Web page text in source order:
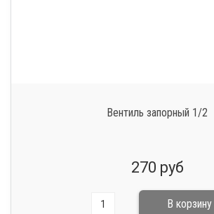
Вентиль запорный 1/2
270 руб